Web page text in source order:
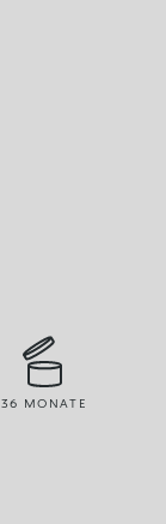
36 MONATE